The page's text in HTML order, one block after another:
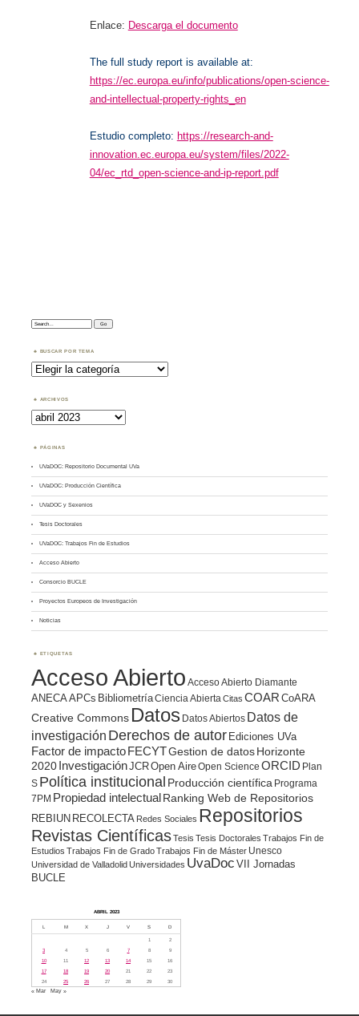
Enlace: Descarga el documento
The full study report is available at:
https://ec.europa.eu/info/publications/open-science-
and-intellectual-property-rights_en
Estudio completo: https://research-and-
innovation.ec.europa.eu/system/files/2022-
04/ec_rtd_open-science-and-ip-report.pdf
Search:
BUSCAR POR TEMA
Buscar
por
Tema
ARCHIVOS
Archivos
PÁGINAS
UVaDOC: Repositorio Documental UVa
UVaDOC: Producción Científica
UVaDOC y Sexenios
Tesis Doctorales
UVaDOC: Trabajos Fin de Estudios
Acceso Abierto
Consorcio BUCLE
Proyectos Europeos de Investigación
Noticias
ETIQUETAS
Acceso Abierto Acceso Abierto Diamante
ANECA APCs BibliometríaCiencia Abierta Citas COAR CoARA
Creative Commons Datos Datos Abiertos Datos de
investigación Derechos de autor Ediciones UVa
Factor de impacto FECYTGestion de datosHorizonte
2020 InvestigaciónJCROpen AireOpen Science ORCID Plan
S Política institucional Producción científica Programa
7PM Propiedad intelectualRanking Web de Repositorios
REBIUN RECOLECTA Redes Sociales Repositorios
Revistas CientíficasTesis Tesis Doctorales Trabajos Fin de
Estudios Trabajos Fin de GradoTrabajos Fin de Máster Unesco
Universidad de ValladolidUniversidades UvaDoc VII Jornadas
BUCLE
ABRIL 2023
L M X J V S D
1
2
3
4 5 6 7 8
9
10
11 12 13 14 15
16
17
18 19 20 21 22
23
24
25 26 27 28 29 30
« Mar May »